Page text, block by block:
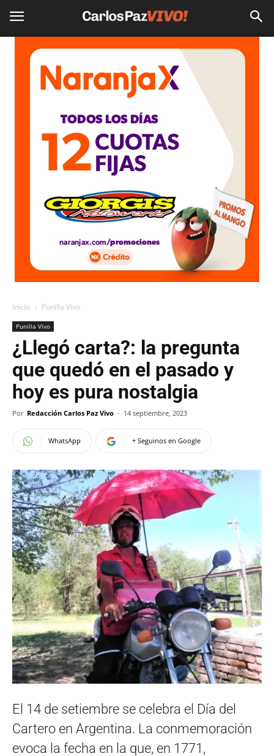
Inicio Punilla Vivo
Punilla Vivo
¿Llegó carta?: la pregunta
que quedó en el pasado y
hoy es pura nostalgia
Por Redacción Carlos Paz Vivo - 14 septiembre, 2023
WhatsApp + Seguinos en Google
El 14 de setiembre se celebra el Día del
Cartero en Argentina. La conmemoración
evoca la fecha en la que, en 1771,